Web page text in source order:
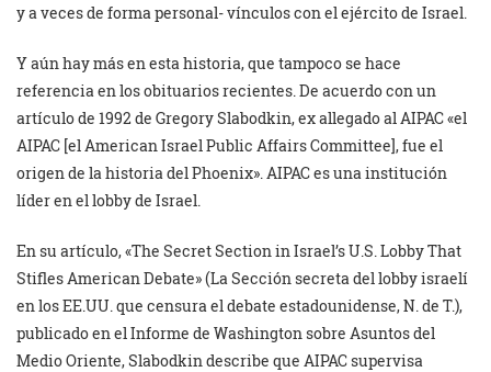
y a veces de forma personal- vínculos con el ejército de Israel.
Y aún hay más en esta historia, que tampoco se hace
referencia en los obituarios recientes. De acuerdo con un
artículo de 1992 de Gregory Slabodkin, ex allegado al AIPAC «el
AIPAC [el American Israel Public Affairs Committee], fue el
origen de la historia del Phoenix». AIPAC es una institución
líder en el lobby de Israel.
En su artículo, «The Secret Section in Israel’s U.S. Lobby That
Stifles American Debate» (La Sección secreta del lobby israelí
en los EE.UU. que censura el debate estadounidense, N. de T.),
publicado en el Informe de Washington sobre Asuntos del
Medio Oriente, Slabodkin describe que AIPAC supervisa